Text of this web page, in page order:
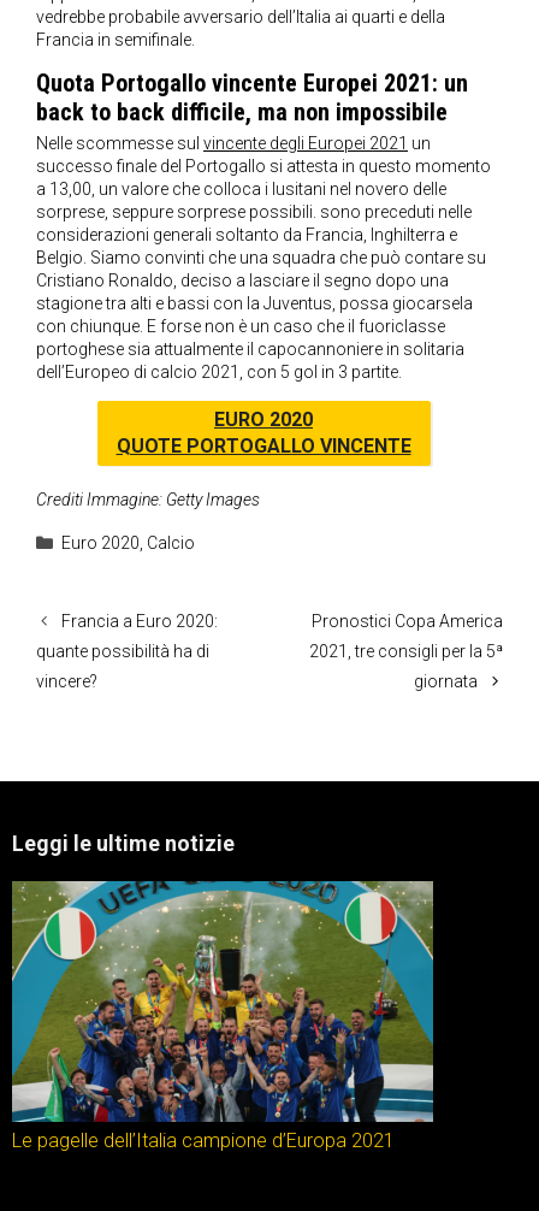
vedrebbe probabile avversario dell’Italia ai quarti e della
Francia in semifinale.
Quota Portogallo vincente Europei 2021: un
back to back difficile, ma non impossibile
Nelle scommesse sul vincente degli Europei 2021 un
successo finale del Portogallo si attesta in questo momento
a 13,00, un valore che colloca i lusitani nel novero delle
sorprese, seppure sorprese possibili. sono preceduti nelle
considerazioni generali soltanto da Francia, Inghilterra e
Belgio. Siamo convinti che una squadra che può contare su
Cristiano Ronaldo, deciso a lasciare il segno dopo una
stagione tra alti e bassi con la Juventus, possa giocarsela
con chiunque. E forse non è un caso che il fuoriclasse
portoghese sia attualmente il capocannoniere in solitaria
dell’Europeo di calcio 2021, con 5 gol in 3 partite.
EURO 2020
QUOTE PORTOGALLO VINCENTE
Crediti Immagine: Getty Images
Categorie
Euro 2020, Calcio
Francia a Euro 2020:
quante possibilità ha di
vincere?
Pronostici Copa America
2021, tre consigli per la 5ª
giornata
Leggi le ultime notizie
Le pagelle dell’Italia campione d’Europa 2021